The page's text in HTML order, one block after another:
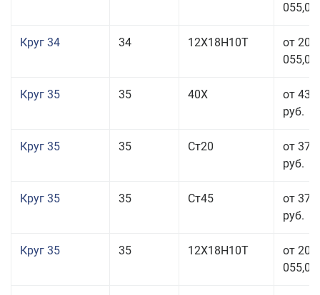
055,00
Круг 34 34 12Х18Н10Т
от 208
055,00
Круг 35 35 40Х
от 43
руб.
Круг 35 35 Ст20
от 37
руб.
Круг 35 35 Ст45
от 37
руб.
Круг 35 35 12Х18Н10Т
от 208
055,00